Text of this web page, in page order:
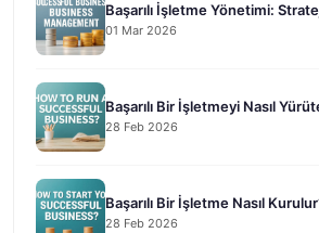
Başarılı İşletme Yönetimi:
01 Mar 2026
Başarılı Bir İşletmeyi Nasıl
28 Feb 2026
Başarılı Bir İşletme Nasıl
28 Feb 2026